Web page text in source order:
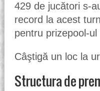
429 de jucători s-
record la acest
pentru prizepool-
Câştigă un loc la
Structura de